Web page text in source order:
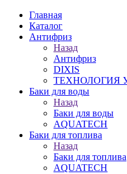
Главная
Каталог
Антифриз
Назад
Антифриз
DIXIS
ТЕХНОЛОГИЯ
Баки для воды
Назад
Баки для воды
AQUATECH
Баки для топлива
Назад
Баки для топлива
AQUATECH